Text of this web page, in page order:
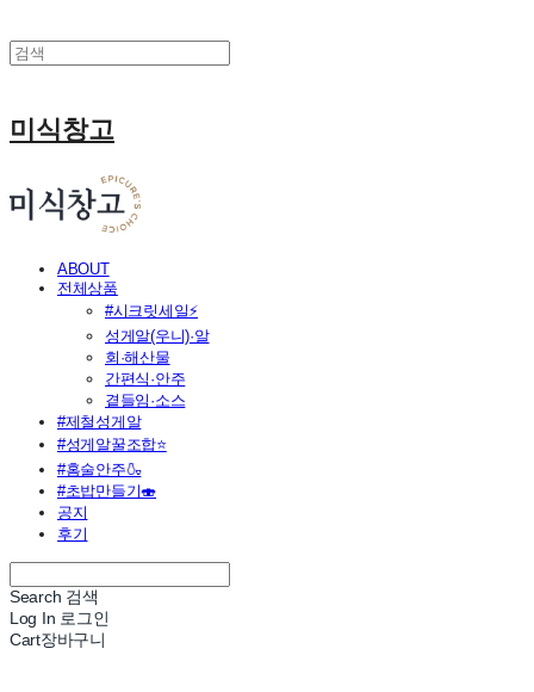
미식창고
ABOUT
전체상품
#시크릿세일⚡
성게알(우니)·알
회·해산물
간편식·안주
곁들임·소스
#제철성게알
#성게알꿀조합⭐
#홈술안주🍶
#초밥만들기🍣
공지
후기
Search 검색
Log In 로그인
Cart장바구니